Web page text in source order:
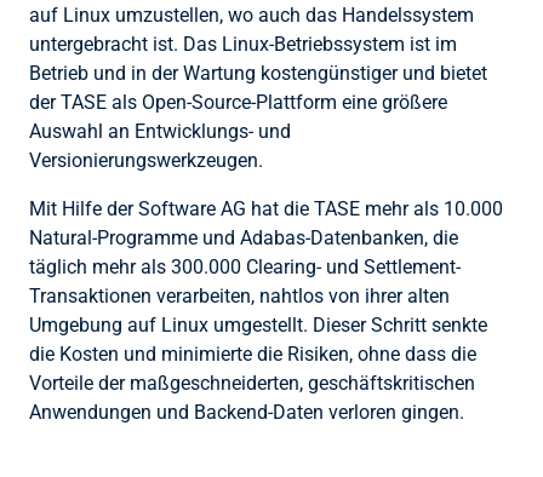
auf Linux umzustellen, wo auch das Handelssystem
untergebracht ist. Das Linux-Betriebssystem ist im
Betrieb und in der Wartung kostengünstiger und bietet
der TASE als Open-Source-Plattform eine größere
Auswahl an Entwicklungs- und
Versionierungswerkzeugen.
Mit Hilfe der Software AG hat die TASE mehr als 10.000
Natural-Programme und Adabas-Datenbanken, die
täglich mehr als 300.000 Clearing- und Settlement-
Transaktionen verarbeiten, nahtlos von ihrer alten
Umgebung auf Linux umgestellt. Dieser Schritt senkte
die Kosten und minimierte die Risiken, ohne dass die
Vorteile der maßgeschneiderten, geschäftskritischen
Anwendungen und Backend-Daten verloren gingen.